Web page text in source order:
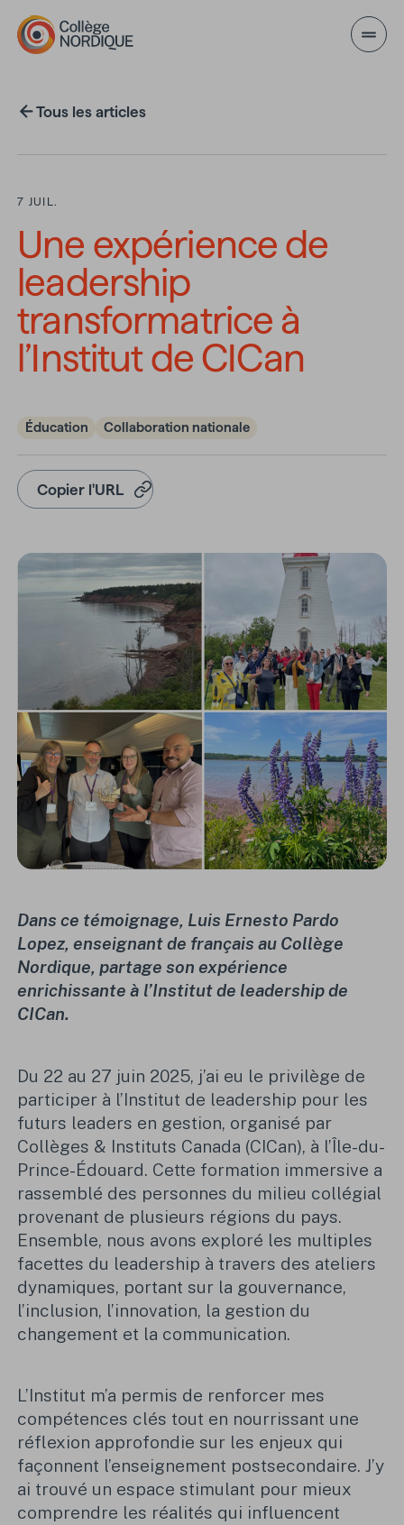
Aller au contenu principal
Tous les articles
7 JUIL.
Une expérience de
leadership
transformatrice à
l’Institut de CICan
Éducation Collaboration nationale
Copier l'URL
Dans ce témoignage, Luis Ernesto Pardo
Lopez, enseignant de français au Collège
Nordique, partage son expérience
enrichissante à l’Institut de leadership de
CICan.
Du 22 au 27 juin 2025, j’ai eu le privilège de
participer à l’Institut de leadership pour les
futurs leaders en gestion, organisé par
Collèges & Instituts Canada (CICan), à l’Île-du-
Prince-Édouard. Cette formation immersive a
rassemblé des personnes du milieu collégial
provenant de plusieurs régions du pays.
Ensemble, nous avons exploré les multiples
facettes du leadership à travers des ateliers
dynamiques, portant sur la gouvernance,
l’inclusion, l’innovation, la gestion du
changement et la communication.
L’Institut m’a permis de renforcer mes
compétences clés tout en nourrissant une
réflexion approfondie sur les enjeux qui
façonnent l’enseignement postsecondaire. J’y
ai trouvé un espace stimulant pour mieux
comprendre les réalités qui influencent